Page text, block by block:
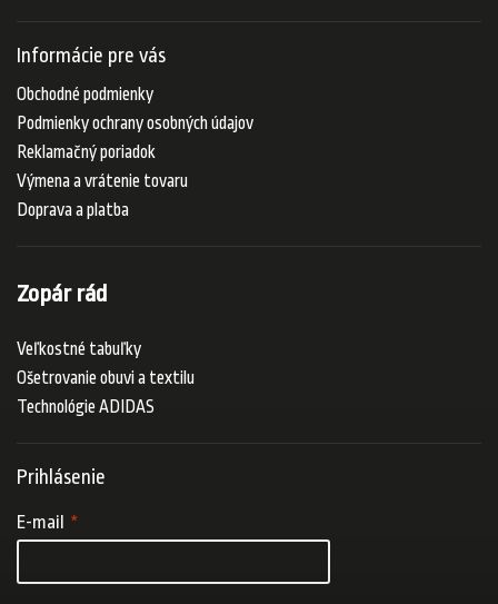
Informácie pre vás
Obchodné podmienky
Podmienky ochrany osobných údajov
Reklamačný poriadok
Výmena a vrátenie tovaru
Doprava a platba
Zopár rád
Veľkostné tabuľky
Ošetrovanie obuvi a textilu
Technológie ADIDAS
Prihlásenie
E-mail